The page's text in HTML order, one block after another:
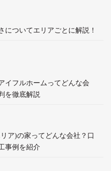
についてエリアごとに解説！
イフルホームってどんな会
を徹底解説
ア)の家ってどんな会社？口
事例を紹介